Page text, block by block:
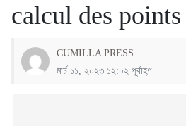
calcul des points
CUMILLA PRESS
মার্চ ১১, ২০২৩ ১২:০২ পূর্বাহ্ণ